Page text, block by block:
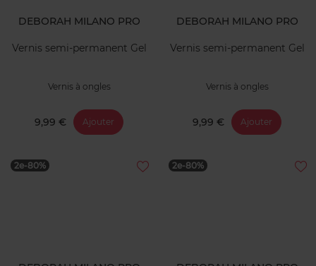
DEBORAH MILANO PRO
Vernis semi-permanent Gel
Vernis à ongles
9,99 € Ajouter
DEBORAH MILANO PRO
Vernis semi-permanent Gel
Vernis à ongles
9,99 € Ajouter
2e-80% 2e-80%